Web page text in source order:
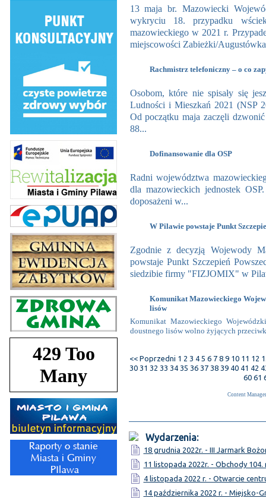
13 maja br. Mazowiecki
wykryciu 18. przypadku
mazowieckiego w 2021 r.
miejscowości Zabieżki/
Rachmistrz telefoniczny – o co
Osobom, które nie spisały się
Ludności i Mieszkań 2021 (NSP
Od początku maja zaczęli
88...
Dofinansowanie dla OSP
Radni województwa
dla mazowieckich jednostek
doposażeni w...
W Pilawie powstaje Punkt
Zgodnie z decyzją Wojewody
powstaje Punkt Szczepień
siedzibie firmy "FIZJOMIX" w
Komunikat Mazowieckiego
lisów
Komunikat Mazowieckiego
doustnego lisów wolno żyjących
<< Poprzedni 1 2 3 4 5 6 7 8 9 10 11 12
30 31 32 33 34 35 36 37 38 39 40 41 42
60 61
Content
Wydarzenia:
18 grudnia 2022r. - III Jarmark
11 listopada 2022r. - Obchody
4 listopada 2022 r. - Otwarcie
14 października 2022 r. - Miejsko-